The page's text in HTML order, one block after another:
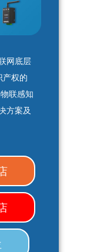
网底层
产权的
联感知
方案及